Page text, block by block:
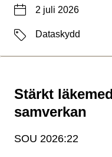
Datum2 juli 2026
EtiketterDataskydd
Stärkt
samverkan
Typ av sida
SOU 2026:22